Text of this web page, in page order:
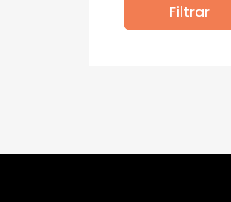
Filtrar